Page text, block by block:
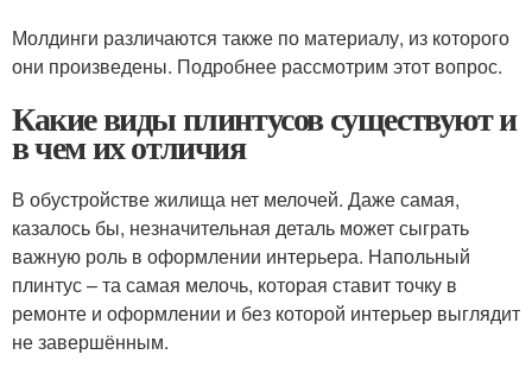
Молдинги различаются также по материалу, из которого
они произведены. Подробнее рассмотрим этот вопрос.
Какие виды плинтусов существуют и
в чем их отличия
В обустройстве жилища нет мелочей. Даже самая,
казалось бы, незначительная деталь может сыграть
важную роль в оформлении интерьера. Напольный
плинтус – та самая мелочь, которая ставит точку в
ремонте и оформлении и без которой интерьер выглядит
не завершённым.